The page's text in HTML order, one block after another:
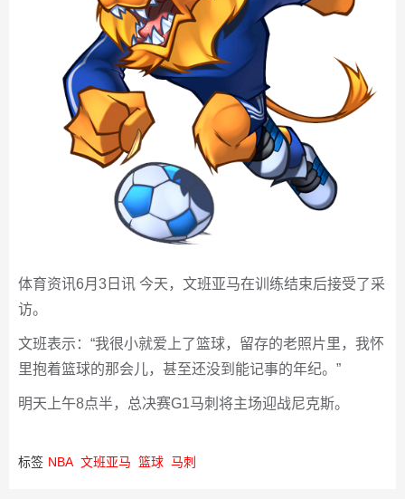
体育资讯6月3日讯 今天，文班亚马在训练结束后接受了采
访。
文班表示：“我很小就爱上了篮球，留存的老照片里，我怀
里抱着篮球的那会儿，甚至还没到能记事的年纪。”
明天上午8点半，总决赛G1马刺将主场迎战尼克斯。
标签 NBA 文班亚马 篮球 马刺